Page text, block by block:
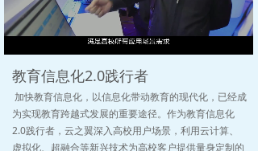
Loaded:
0%
Progress :
0%
教育信息化2.0践行者
加快教育信息化，以信息化带动教育的现代化，已经成
为实现教育跨越式发展的重要途径。作为教育信息化
2.0践行者，云之翼深入高校用户场景，利用云计算、
虚拟化、超融合等新兴技术为高校客户提供量身定制的